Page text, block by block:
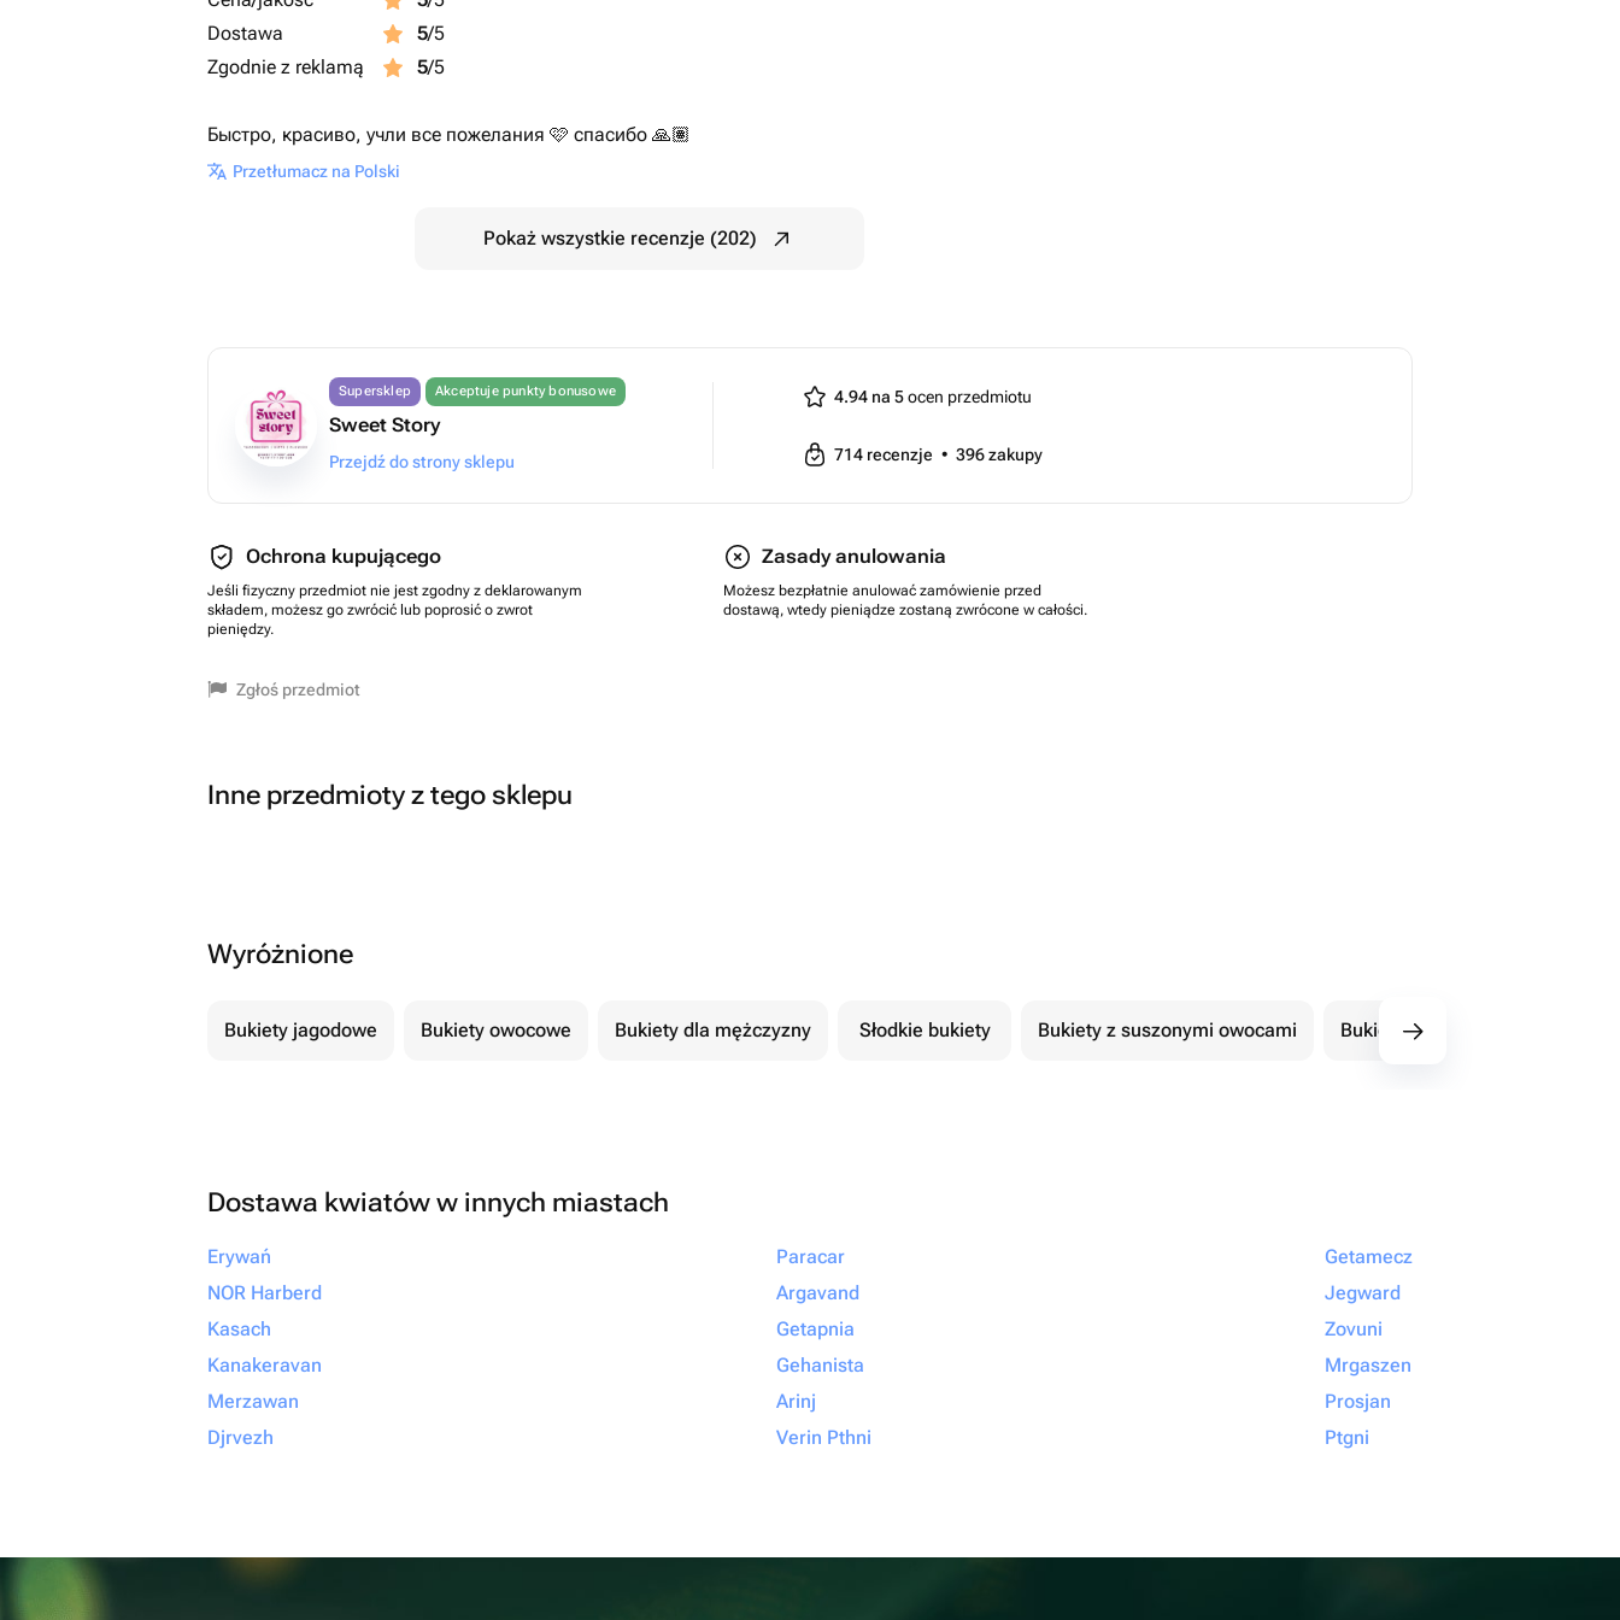
Dostawa
5/5
Zgodnie z reklamą
5/5
Быстро, красиво, учли все пожелания 🩷 спасибо 🙏🏽
Przetłumacz na Polski
Pokaż wszystkie recenzje (202)
Supersklep Akceptuje punkty bonusowe
Sweet Story
Przejdź do strony sklepu
4.94 na 5ocen przedmiotu
714 recenzje • 396zakupy
Ochrona kupującego
Jeśli fizyczny przedmiot nie jest zgodny z deklarowanym
składem, możesz go zwrócić lub poprosić o zwrot
pieniędzy.
Zasady anulowania
Możesz bezpłatnie anulować zamówienie przed
dostawą, wtedy pieniądze zostaną zwrócone w całości.
Zgłoś przedmiot
Inne przedmioty z tego sklepu
Wyróżnione
Bukiety jagodowe Bukiety owocowe Bukiety dla mężczyzny Słodkie bukiety Bukiety z suszonymi owocami Bukiety z czekoladowymi
Dostawa kwiatów w innych miastach
Erywań
NOR Harberd
Kasach
Kanakeravan
Merzawan
Djrvezh
Paracar
Argavand
Getapnia
Gehanista
Arinj
Verin Pthni
Getamecz
Jegward
Zovuni
Mrgaszen
Prosjan
Ptgni